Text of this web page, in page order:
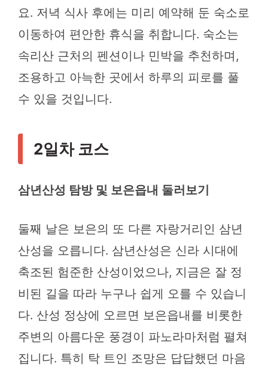
요. 저녁 식사 후에는 미리 예약해 둔 숙소로
이동하여 편안한 휴식을 취합니다. 숙소는
속리산 근처의 펜션이나 민박을 추천하며,
조용하고 아늑한 곳에서 하루의 피로를 풀
수 있을 것입니다.
2일차 코스
삼년산성 탐방 및 보은읍내 둘러보기
둘째 날은 보은의 또 다른 자랑거리인 삼년
산성을 오릅니다. 삼년산성은 신라 시대에
축조된 험준한 산성이었으나, 지금은 잘 정
비된 길을 따라 누구나 쉽게 오를 수 있습니
다. 산성 정상에 오르면 보은읍내를 비롯한
주변의 아름다운 풍경이 파노라마처럼 펼쳐
집니다. 특히 탁 트인 조망은 답답했던 마음